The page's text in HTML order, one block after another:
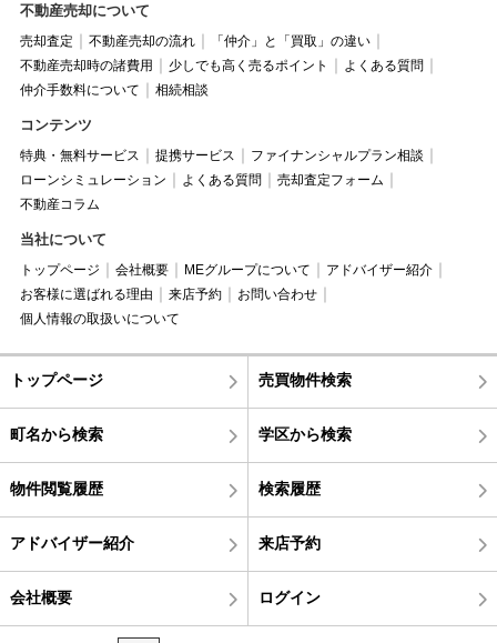
不動産売却について
売却査定 不動産売却の流れ
「仲介」と「買取」の違い
不動産売却時の諸費用
少しでも高く売るポイント
よくある質問
仲介手数料について
相続相談
コンテンツ
特典・無料サービス 提携サービス
ファイナンシャルプラン相談
ローンシミュレーション
よくある質問
売却査定フォーム
不動産コラム
当社について
トップページ 会社概要 MEグループについて
アドバイザー紹介
お客様に選ばれる理由
来店予約
お問い合わせ
個人情報の取扱いについて
トップページ 売買物件検索
町名から検索 学区から検索
物件閲覧履歴 検索履歴
アドバイザー紹介 来店予約
会社概要 ログイン